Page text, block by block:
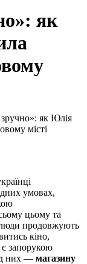
як
як Юлія
місті
умовах,
цьому та
продовжують
кіно,
запорукою
них — магазину